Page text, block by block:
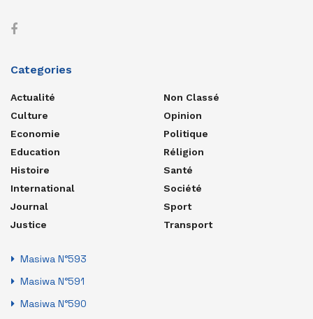
Categories
Actualité
Culture
Economie
Education
Histoire
International
Journal
Justice
Non Classé
Opinion
Politique
Réligion
Santé
Société
Sport
Transport
Masiwa N°593
Masiwa N°591
Masiwa N°590